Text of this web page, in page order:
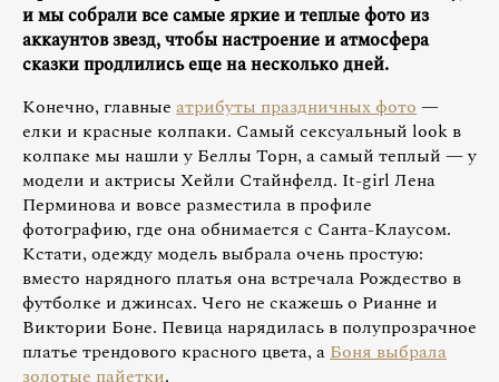
и мы собрали все самые яркие и теплые фото из
аккаунтов звезд, чтобы настроение и атмосфера
сказки продлились еще на несколько дней.
Конечно, главные атрибуты праздничных фото —
елки и красные колпаки. Самый сексуальный look в
колпаке мы нашли у Беллы Торн, а самый теплый — у
модели и актрисы Хейли Стайнфелд. It-girl Лена
Перминова и вовсе разместила в профиле
фотографию, где она обнимается с Санта-Клаусом.
Кстати, одежду модель выбрала очень простую:
вместо нарядного платья она встречала Рождество в
футболке и джинсах. Чего не скажешь о Рианне и
Виктории Боне. Певица нарядилась в полупрозрачное
платье трендового красного цвета, а Боня выбрала
золотые пайетки.